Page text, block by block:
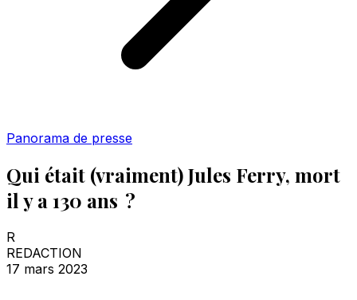
Panorama de presse
Qui était (vraiment) Jules Ferry, mort
il y a 130 ans ?
R
REDACTION
17 mars 2023